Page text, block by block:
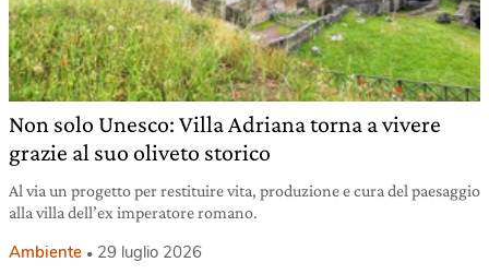
Non solo Unesco: Villa Adriana torna a vivere
grazie al suo oliveto storico
Al via un progetto per restituire vita, produzione e cura del paesaggio
alla villa dell’ex imperatore romano.
Ambiente 29 luglio 2026